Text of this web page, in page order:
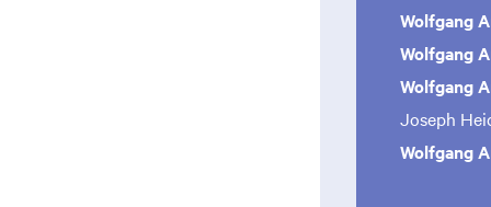
Wolfgang
Wolfgang
Wolfgang
Joseph
Wolfgang